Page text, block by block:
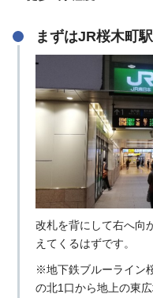
まずはJR桜木町
改札を背にして右へ向
えてくるはずです。
※地下鉄ブルーライン
の北1口から地上の東広